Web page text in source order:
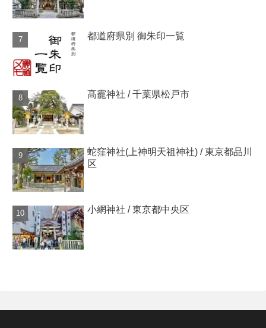
都道府県別 御朱印一覧
髙靇神社 / 千葉県松戸市
蛇窪神社(上神明天祖神社) / 東京都品川
区
小網神社 / 東京都中央区